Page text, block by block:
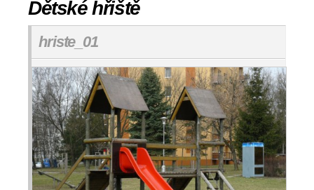
Dětské hřiště
hriste_01